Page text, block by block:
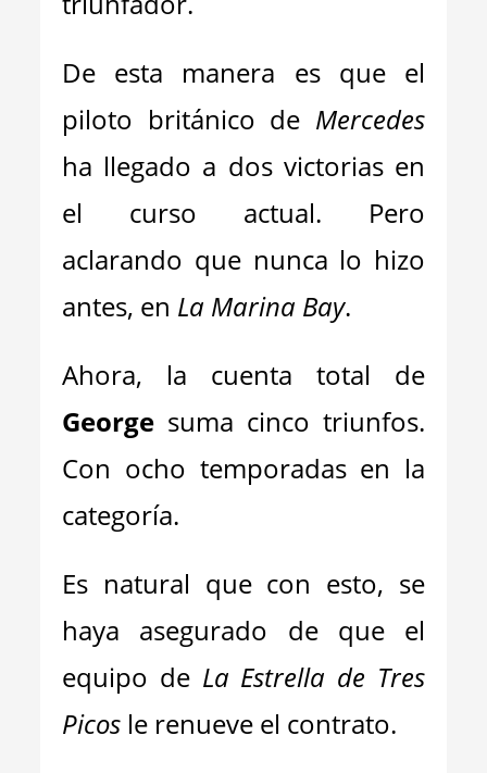
De esta manera es que el
piloto británico de Mercedes
ha llegado a dos victorias en
el curso actual. Pero
aclarando que nunca lo hizo
antes, en La Marina Bay.
Ahora, la cuenta total de
George suma cinco triunfos.
Con ocho temporadas en la
categoría.
Es natural que con esto, se
haya asegurado de que el
equipo de La Estrella de Tres
Picos le renueve el contrato.